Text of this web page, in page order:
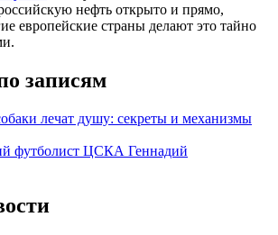
нефть открыто и прямо,
европейские страны делают это тайно
записям
лечат душу: секреты и механизмы
футболист ЦСКА Геннадий